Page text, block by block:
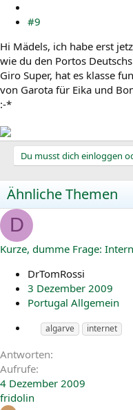
#9
Hi Mädels, ich habe erst
wie du den Portos
Giro Super, hat es klasse
von Garota für Eika und
:-*
Du musst dich einloggen
Ähnliche Themen
D
Kurze, dumme Frage:
DrTomRossi
3 Dezember 2009
Portugal Allgemein
algarve internet
Antworten
Aufrufe
4 Dezember 2009
fridolin